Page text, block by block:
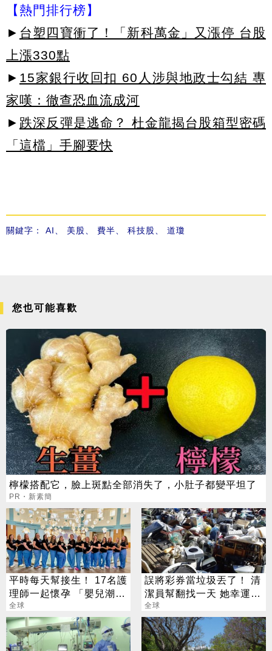
【熱門排行榜】
► 台塑四寶衝了！「新科萬金」又漲停 台股
上漲330點
► 15家銀行收回扣 60人涉與地政士勾結 專
家嘆：徹查恐血流成河
► 跌深反彈是逃命？ 杜金龍揭台股箱型密碼
「這檔」手腳要快
關鍵字： AI、 美股、 費半、 科技股、 道瓊
您也可能喜歡
檸檬搭配它，臉上斑點全部消失了，小肚子都變平坦了
PR・新素簡
平時每天幫接生！ 17名護
理師一起懷孕 「嬰兒潮」
震撼全網
全球
誤將彩券當垃圾丟了！ 清
潔員幫翻找一天 她幸運撿
回3700萬
全球